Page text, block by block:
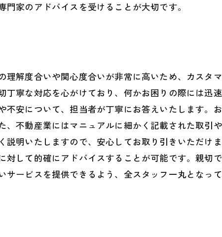
家のアドバイスを受けることが大切です。
解度合いや関心度合いが非常に高いため、カスタ
丁寧な対応を心がけており、何かお困りの際には迅
安について、担当者が丁寧にお答えいたします。
不動産業にはマニュアルに細かく記載された取引
明いたしますので、安心してお取り引きいただけ
して的確にアドバイスすることが可能です。親切
ービスを提供できるよう、全スタッフ一丸となっ